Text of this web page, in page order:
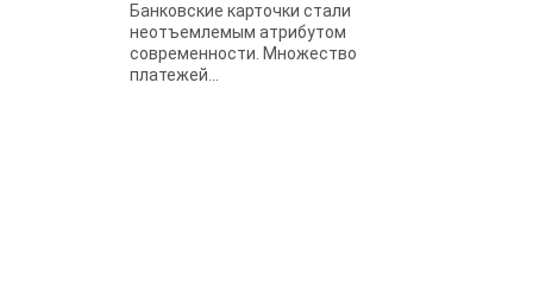
Банковские карточки стали
неотъемлемым атрибутом
современности. Множество
платежей...